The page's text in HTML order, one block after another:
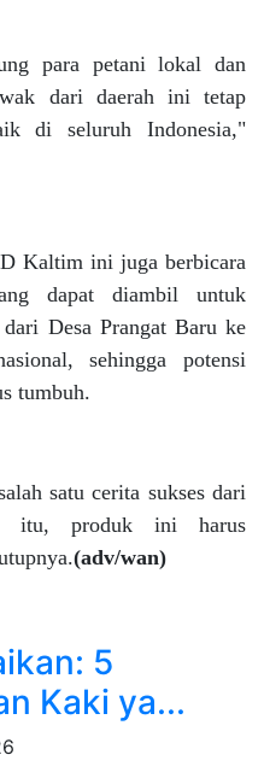
para petani lokal dan
dari daerah ini tetap
di seluruh Indonesia,"
Kaltim ini juga berbicara
dapat diambil untuk
Desa Prangat Baru ke
sehingga potensi
tumbuh.
satu cerita sukses dari
itu, produk ini harus
(adv/wan)
5
Kaki ya...